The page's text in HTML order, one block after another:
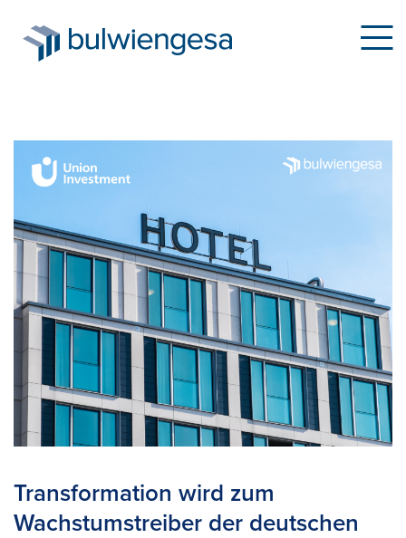
Transformation wird zum
Wachstumstreiber der deutschen